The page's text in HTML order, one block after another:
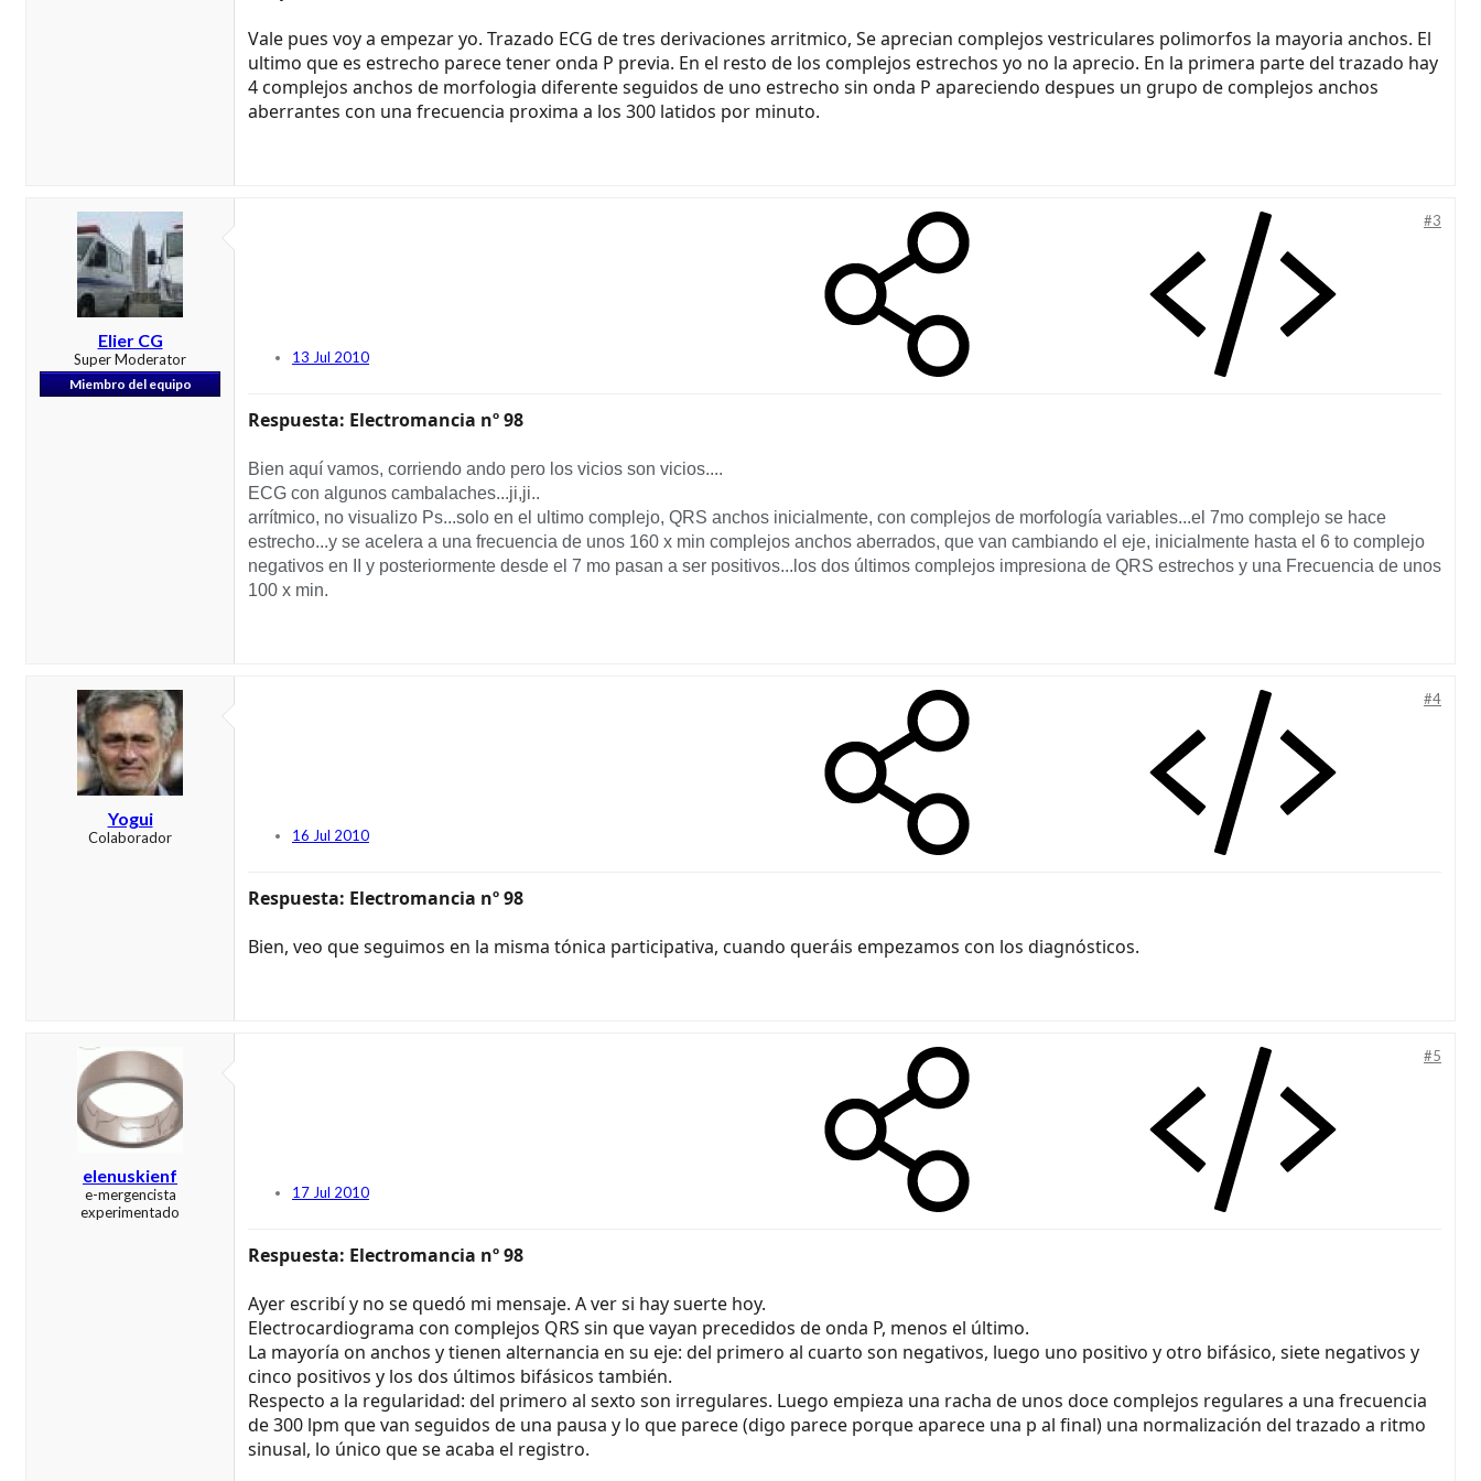
Vale pues voy a empezar yo. Trazado ECG de tres derivaciones arritmico, Se aprecian complejos vestriculares polimorfos la mayoria anchos. El
ultimo que es estrecho parece tener onda P previa. En el resto de los complejos estrechos yo no la aprecio. En la primera parte del trazado hay
4 complejos anchos de morfologia diferente seguidos de uno estrecho sin onda P apareciendo despues un grupo de complejos anchos
aberrantes con una frecuencia proxima a los 300 latidos por minuto.
Elier CG
Super Moderator
Miembro del equipo
13 Jul 2010
#3
Respuesta: Electromancia nº 98
Bien aquí vamos, corriendo ando pero los vicios son vicios....
ECG con algunos cambalaches...ji,ji..
arrítmico, no visualizo Ps...solo en el ultimo complejo, QRS anchos inicialmente, con complejos de morfología variables...el 7mo complejo se hace
estrecho...y se acelera a una frecuencia de unos 160 x min complejos anchos aberrados, que van cambiando el eje, inicialmente hasta el 6 to complejo
negativos en II y posteriormente desde el 7 mo pasan a ser positivos...los dos últimos complejos impresiona de QRS estrechos y una Frecuencia de unos
100 x min.
Yogui
Colaborador 16 Jul 2010
#4
Respuesta: Electromancia nº 98
Bien, veo que seguimos en la misma tónica participativa, cuando queráis empezamos con los diagnósticos.
elenuskienf
e-mergencista
experimentado
17 Jul 2010
#5
Respuesta: Electromancia nº 98
Ayer escribí y no se quedó mi mensaje. A ver si hay suerte hoy.
Electrocardiograma con complejos QRS sin que vayan precedidos de onda P, menos el último.
La mayoría on anchos y tienen alternancia en su eje: del primero al cuarto son negativos, luego uno positivo y otro bifásico, siete negativos y
cinco positivos y los dos últimos bifásicos también.
Respecto a la regularidad: del primero al sexto son irregulares. Luego empieza una racha de unos doce complejos regulares a una frecuencia
de 300 lpm que van seguidos de una pausa y lo que parece (digo parece porque aparece una p al final) una normalización del trazado a ritmo
sinusal, lo único que se acaba el registro.